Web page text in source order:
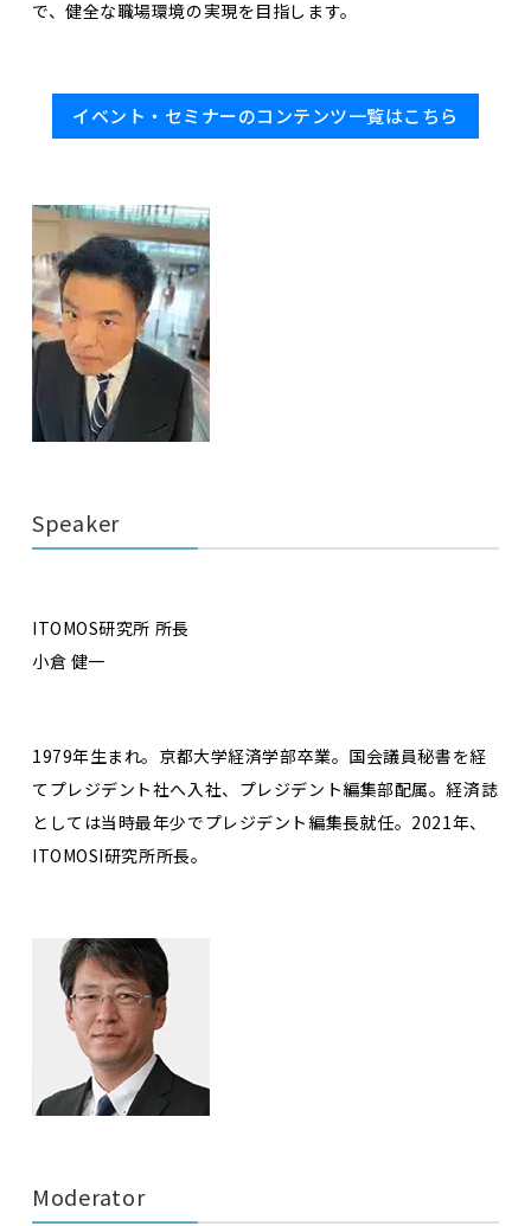
で、健全な職場環境の実現を目指します。
イベント・セミナーのコンテンツ一覧はこちら
Speaker
ITOMOS研究所 所長
小倉 健一
1979年生まれ。京都大学経済学部卒業。国会議員秘書を経
てプレジデント社へ入社、プレジデント編集部配属。経済誌
としては当時最年少でプレジデント編集長就任。2021年、
ITOMOSI研究所所長。
Moderator